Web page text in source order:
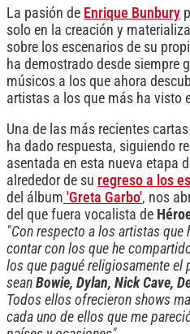
La pasión de Enrique Bunbury
solo en la creación y
sobre los escenarios de su
ha demostrado desde siempre
músicos a los que ahora
artistas a los que más ha visto
Una de las más recientes
ha dado respuesta, siguiendo
asentada en esta nueva etapa
alrededor de su regreso a los
del álbum 'Greta Garbo', nos
del que fuera vocalista de
"Con respecto a los artistas que
contar con los que he
los que pagué religiosamente
sean Bowie, Dylan, Nick Cave,
Todos ellos ofrecieron shows
cada uno de ellos que me